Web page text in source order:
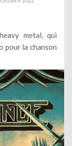
metal, qui
pour la chanson